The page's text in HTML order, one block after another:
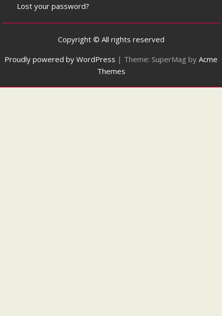
Lost your password?
Copyright © All rights reserved
Proudly powered by WordPress | Theme: SuperMag by Acme
Themes